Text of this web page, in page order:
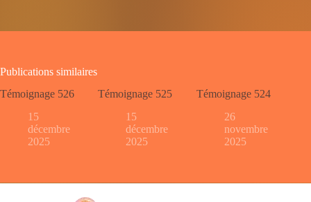
Publications similaires
Témoignage 526
15
décembre
2025
Témoignage 525
15
décembre
2025
Témoignage 524
26
novembre
2025